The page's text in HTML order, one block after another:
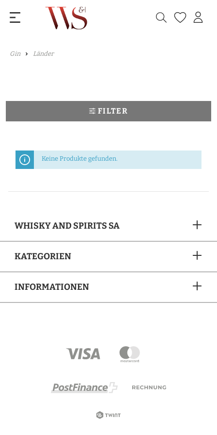
Gin Länder
FILTER
Keine Produkte gefunden.
WHISKY AND SPIRITS SA
KATEGORIEN
INFORMATIONEN